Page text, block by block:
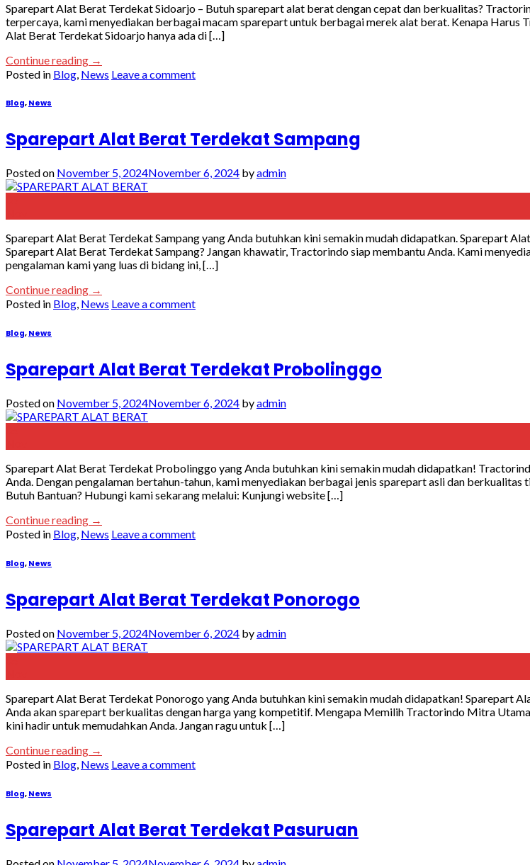
Sparepart Alat Berat Terdekat Sidoarjo – Butuh sparepart alat berat dengan cepat dan berkualitas?
terpercaya, kami menyediakan berbagai macam sparepart untuk berbagai merek alat berat. Kenapa Harus
Alat Berat Terdekat Sidoarjo hanya ada di […]
Continue reading →
Posted in Blog News Leave a comment
Blog, News
Sparepart Alat Berat Terdekat Sampang
Posted on November 5, 2024November 6, 2024 byadmin
Sparepart Alat Berat Terdekat Sampang yang Anda butuhkan kini semakin mudah didapatkan. Sparepart
Sparepart Alat Berat Terdekat Sampang? Jangan khawatir, Tractorindo siap membantu Anda. Kami
pengalaman kami yang luas di bidang ini, […]
Continue reading →
Posted in Blog, News Leave a comment
Blog, News
Sparepart Alat Berat Terdekat Probolinggo
Posted on November 5, 2024November 6, 2024 byadmin
Sparepart Alat Berat Terdekat Probolinggo yang Anda butuhkan kini semakin mudah didapatkan!
Anda. Dengan pengalaman bertahun-tahun, kami menyediakan berbagai jenis sparepart asli dan
Butuh Bantuan? Hubungi kami sekarang melalui: Kunjungi website […]
Continue reading →
Posted in Blog, News Leave a comment
Blog, News
Sparepart Alat Berat Terdekat Ponorogo
Posted on November 5, 2024November 6, 2024 byadmin
Sparepart Alat Berat Terdekat Ponorogo yang Anda butuhkan kini semakin mudah didapatkan! Sparepart
Anda akan sparepart berkualitas dengan harga yang kompetitif. Mengapa Memilih Tractorindo Mitra
kini hadir untuk memudahkan Anda. Jangan ragu untuk […]
Continue reading →
Posted in Blog, News Leave a comment
Blog, News
Sparepart Alat Berat Terdekat Pasuruan